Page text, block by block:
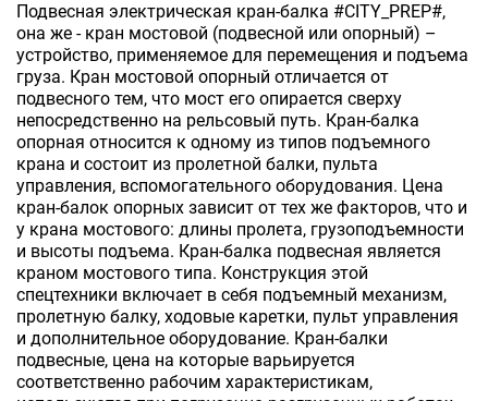
Подвесная электрическая кран-балка #CITY_PREP#,
она же - кран мостовой (подвесной или опорный) –
устройство, применяемое для перемещения и подъема
груза. Кран мостовой опорный отличается от
подвесного тем, что мост его опирается сверху
непосредственно на рельсовый путь. Кран-балка
опорная относится к одному из типов подъемного
крана и состоит из пролетной балки, пульта
управления, вспомогательного оборудования. Цена
кран-балок опорных зависит от тех же факторов, что и
у крана мостового: длины пролета, грузоподъемности
и высоты подъема. Кран-балка подвесная является
краном мостового типа. Конструкция этой
спецтехники включает в себя подъемный механизм,
пролетную балку, ходовые каретки, пульт управления
и дополнительное оборудование. Кран-балки
подвесные, цена на которые варьируется
соответственно рабочим характеристикам,